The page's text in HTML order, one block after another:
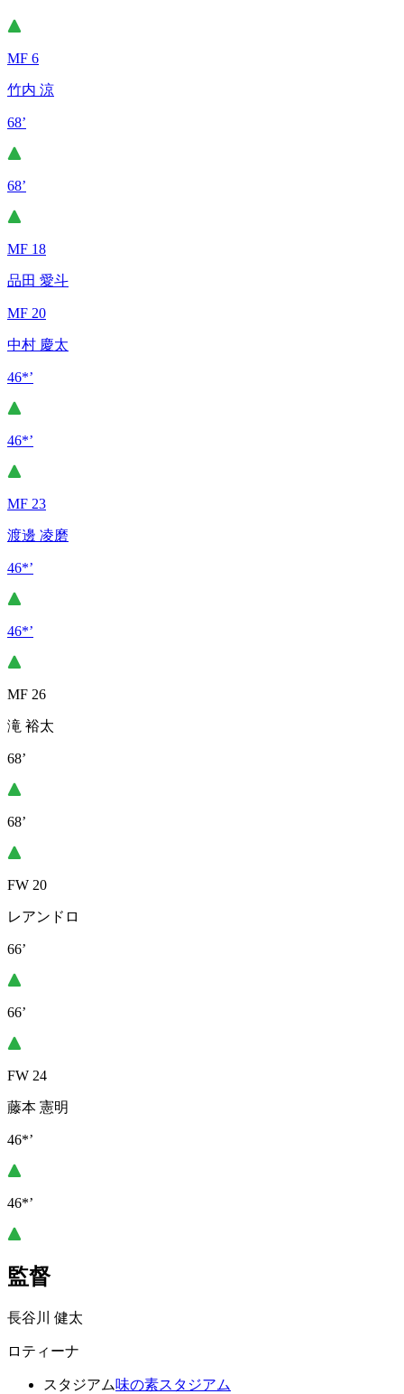
MF 6
竹内 涼
68’
68’
MF 18
品田 愛斗
MF 20
中村 慶太
46*’
46*’
MF 23
渡邊 凌磨
46*’
46*’
MF 26
滝 裕太
68’
68’
FW 20
レアンドロ
66’
66’
FW 24
藤本 憲明
46*’
46*’
監督
長谷川 健太
ロティーナ
スタジアム味の素スタジアム